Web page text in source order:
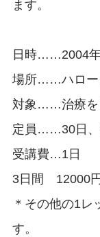
ます。
日時……2004年
場所……ハロー
対象……治療を
定員……30日
受講費…1日
3日間 12000円
＊その他の1レ
す。